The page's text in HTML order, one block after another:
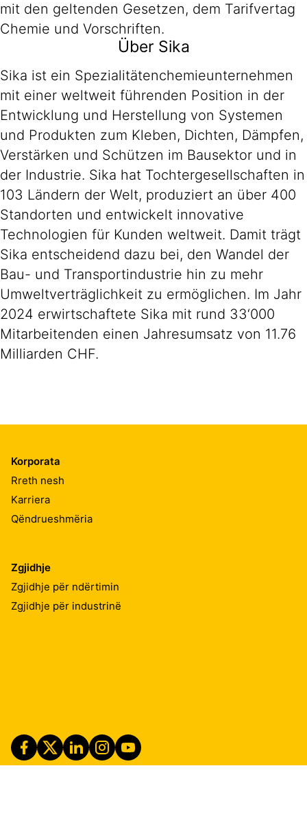
mit den geltenden Gesetzen, dem Tarifvertag
Chemie und Vorschriften.
Über Sika
Sika ist ein Spezialitätenchemieunternehmen
mit einer weltweit führenden Position in der
Entwicklung und Herstellung von Systemen
und Produkten zum Kleben, Dichten, Dämpfen,
Verstärken und Schützen im Bausektor und in
der Industrie. Sika hat Tochtergesellschaften in
103 Ländern der Welt, produziert an über 400
Standorten und entwickelt innovative
Technologien für Kunden weltweit. Damit trägt
Sika entscheidend dazu bei, den Wandel der
Bau- und Transportindustrie hin zu mehr
Umweltverträglichkeit zu ermöglichen. Im Jahr
2024 erwirtschaftete Sika mit rund 33‘000
Mitarbeitenden einen Jahresumsatz von 11.76
Milliarden CHF.
Korporata
Rreth nesh
Karriera
Qëndrueshmëria
Zgjidhje
Zgjidhje për ndërtimin
Zgjidhje për industrinë